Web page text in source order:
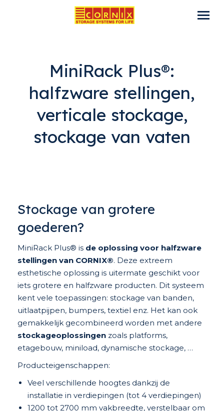
MiniRack Plus®:
halfzware stellingen,
verticale stockage,
stockage van vaten
Stockage van grotere
goederen?
MiniRack Plus® is de oplossing voor halfzware
stellingen van CORNIX®. Deze extreem
esthetische oplossing is uitermate geschikt voor
iets grotere en halfzware producten. Dit systeem
kent vele toepassingen: stockage van banden,
uitlaatpijpen, bumpers, textiel enz. Het kan ook
gemakkelijk gecombineerd worden met andere
stockageoplossingen zoals platforms,
etagebouw, miniload, dynamische stockage, …
Producteigenschappen:
Veel verschillende hoogtes dankzij de
installatie in verdiepingen (tot 4 verdiepingen)
1200 tot 2700 mm vakbreedte, verstelbaar om